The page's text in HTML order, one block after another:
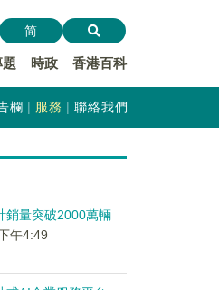
時政 香港百科
简
欄 服務 聯絡我們
銷量突破2000萬輛
午4:49